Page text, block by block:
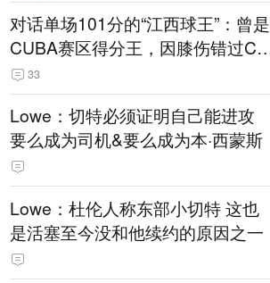
对话单场101分的“江西球王”：曾是
CUBA赛区得分王，因膝伤错过CB
A选秀
33
Lowe：切特必须证明自己能进攻
要么成为司机&要么成为本·西蒙斯
Lowe：杜伦人称东部小切特 这也
是活塞至今没和他续约的原因之一